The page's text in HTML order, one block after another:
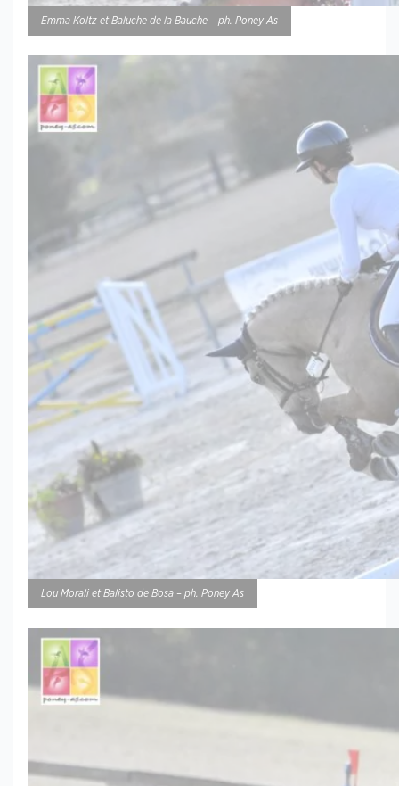
Emma Koltz et Baluche de la Bauche – ph. Poney As
Lou Morali et Balisto de Bosa – ph. Poney As